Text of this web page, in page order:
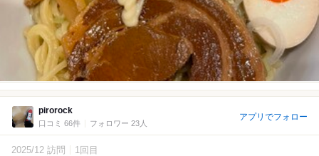
pirorock
口コミ 66件 フォロワー 23人
アプリでフォロー
2025/12 訪問 1回目